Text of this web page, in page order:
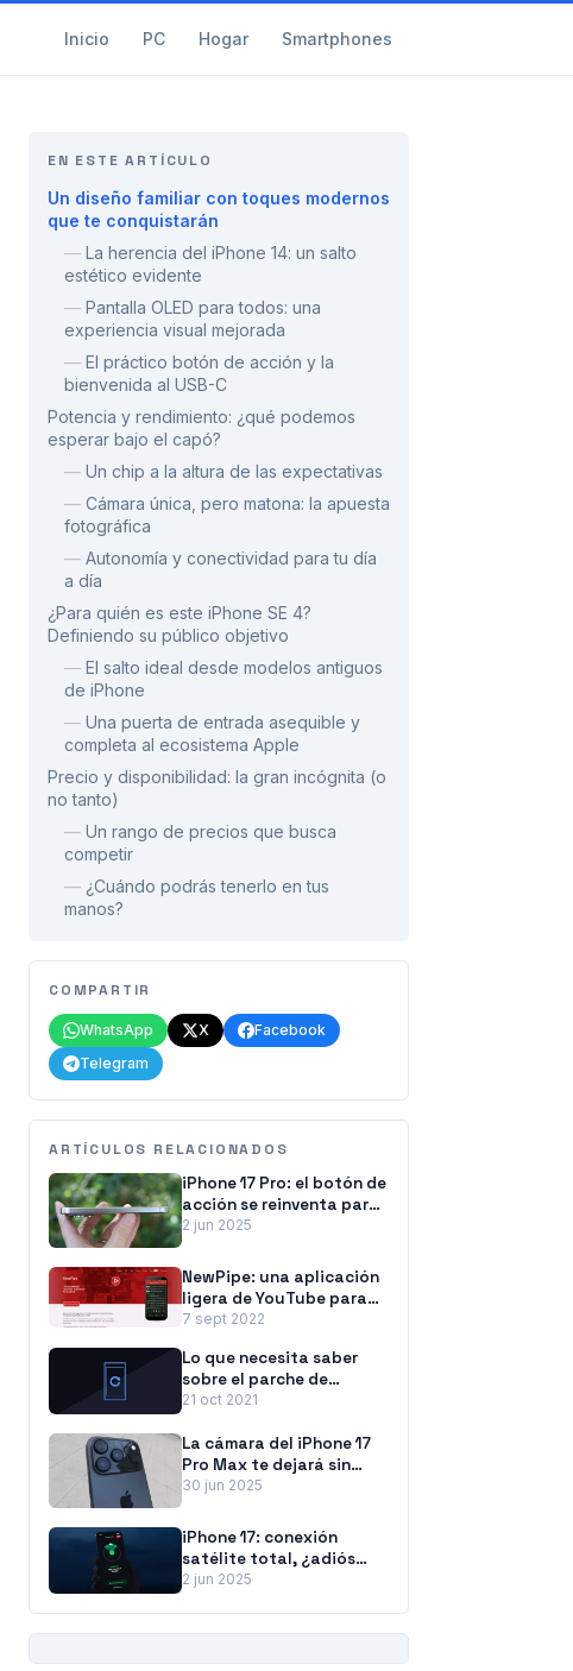
Inicio PC Hogar Smartphones
EN ESTE ARTÍCULO
Un diseño familiar con toques modernos
que te conquistarán
— La herencia del iPhone 14: un salto
estético evidente
— Pantalla OLED para todos: una
experiencia visual mejorada
— El práctico botón de acción y la
bienvenida al USB-C
Potencia y rendimiento: ¿qué podemos
esperar bajo el capó?
— Un chip a la altura de las expectativas
— Cámara única, pero matona: la apuesta
fotográfica
— Autonomía y conectividad para tu día
a día
¿Para quién es este iPhone SE 4?
Definiendo su público objetivo
— El salto ideal desde modelos antiguos
de iPhone
— Una puerta de entrada asequible y
completa al ecosistema Apple
Precio y disponibilidad: la gran incógnita (o
no tanto)
— Un rango de precios que busca
competir
— ¿Cuándo podrás tenerlo en tus
manos?
COMPARTIR
WhatsApp X
Facebook
Telegram
ARTÍCULOS RELACIONADOS
iPhone 17 Pro: el botón de
acción se reinventa para
una experiencia superior
2 jun 2025
NewPipe: una aplicación
ligera de YouTube para
Android
7 sept 2022
Lo que necesita saber
sobre el parche de
seguridad de Android
21 oct 2021
La cámara del iPhone 17
Pro Max te dejará sin
palabras
30 jun 2025
iPhone 17: conexión
satélite total, ¿adiós
zonas sin cobertura?
2 jun 2025